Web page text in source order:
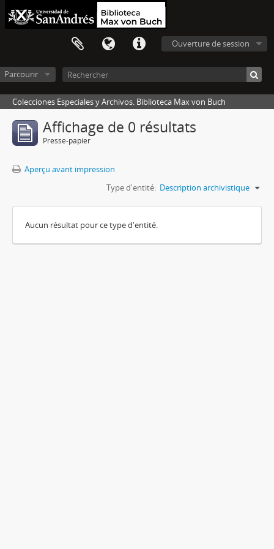
Ouverture de session
Parcourir
Colecciones Especiales y Archivos. Biblioteca Max von Buch
Affichage de 0 résultats
Presse-papier
Aperçu avant impression
Type d'entité: Description archivistique
Aucun résultat pour ce type d'entité.